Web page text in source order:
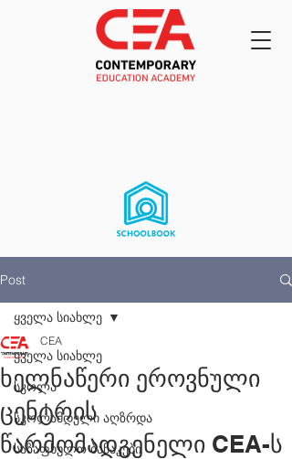
Post
ყველა სიახლე
სკოლა
სკოლამდელი აღზრდა
საზაფხულო ბანაკები
ყველა სიახლე
ხელნაწერი ეროვნული
ცენტრის
წარმომადგენელი CEA-ს
CEA